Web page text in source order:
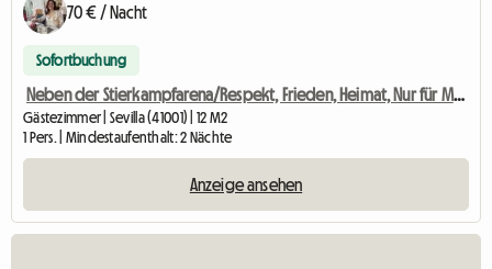
70 € / Nacht
Sofortbuchung
Neben der Stierkampfarena/Respekt, Frieden, Heimat, Nur für Mädchen
Gästezimmer | Sevilla (41001) | 12 M2
1 Pers. | Mindestaufenthalt: 2 Nächte
Anzeige ansehen